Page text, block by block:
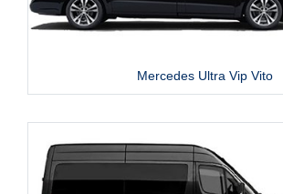
Mercedes Ultra Vip Vito